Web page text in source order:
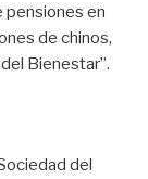
pensiones en
de chinos,
Bienestar”.
del